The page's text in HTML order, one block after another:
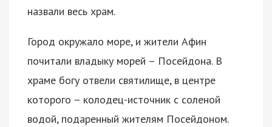
назвали весь храм.
Город окружало море, и жители Афин
почитали владыку морей – Посейдона. В
храме богу отвели святилище, в центре
которого – колодец-источник с соленой
водой, подаренный жителям Посейдоном.